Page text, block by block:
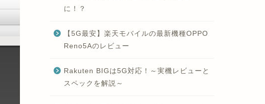
に！？
【5G最安】楽天モバイルの最新機種OPPO
Reno5Aのレビュー
Rakuten BIGは5G対応！～実機レビューと
スペックを解説～